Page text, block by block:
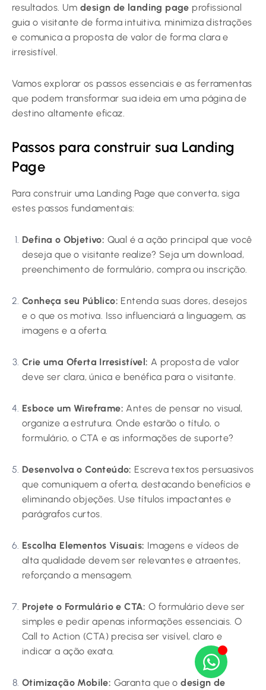
resultados. Umdesign de landing page profissional
guia o visitante de forma intuitiva, minimiza distrações
e comunica a proposta de valor de forma clara e
irresistível.
Vamos explorar os passos essenciais e as ferramentas
que podem transformar sua ideia em uma página de
destino altamente eficaz.
Passos para construir sua Landing
Page
Para construir uma Landing Page que converta, siga
estes passos fundamentais:
Defina o Objetivo: Qual é a ação principal que você
deseja que o visitante realize? Seja um download,
preenchimento de formulário, compra ou inscrição.
Conheça seu Público: Entenda suas dores, desejos
e o que os motiva. Isso influenciará a linguagem, as
imagens e a oferta.
Crie uma Oferta Irresistível: A proposta de valor
deve ser clara, única e benéfica para o visitante.
Esboce um Wireframe: Antes de pensar no visual,
organize a estrutura. Onde estarão o título, o
formulário, o CTA e as informações de suporte?
Desenvolva o Conteúdo: Escreva textos persuasivos
que comuniquem a oferta, destacando benefícios e
eliminando objeções. Use títulos impactantes e
parágrafos curtos.
Escolha Elementos Visuais: Imagens e vídeos de
alta qualidade devem ser relevantes e atraentes,
reforçando a mensagem.
Projete o Formulário e CTA: O formulário deve ser
simples e pedir apenas informações essenciais. O
Call to Action (CTA) precisa ser visível, claro e
indicar a ação exata.
Otimização Mobile: Garanta que odesign de